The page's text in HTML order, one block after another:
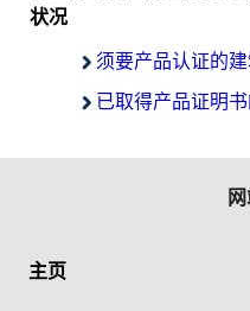
状况
须要产品认证的
已取得产品证明
主页